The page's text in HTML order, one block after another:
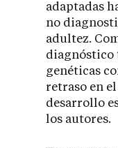
adaptadas
no
adultez.
diagnóstico
genéticas
retraso en
desarrollo
los autores.